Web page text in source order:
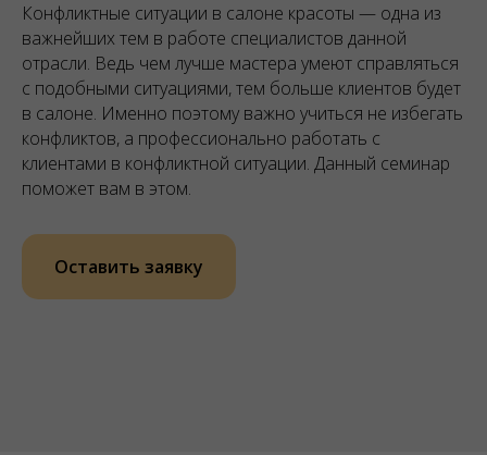
Конфликтные ситуации в салоне красоты — одна из
важнейших тем в работе специалистов данной
отрасли. Ведь чем лучше мастера умеют справляться
с подобными ситуациями, тем больше клиентов будет
в салоне. Именно поэтому важно учиться не избегать
конфликтов, а профессионально работать с
клиентами в конфликтной ситуации. Данный семинар
поможет вам в этом.
Оставить заявку